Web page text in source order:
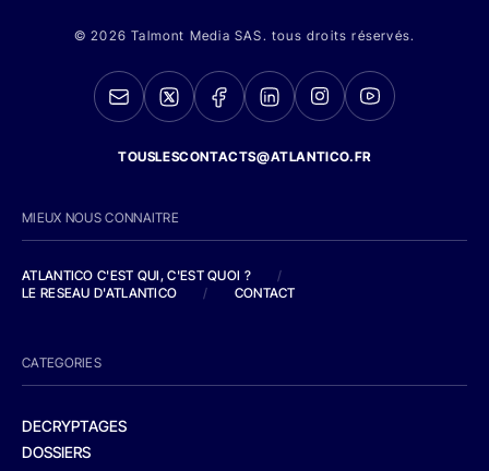
© 2026 Talmont Media SAS. tous droits réservés.
TOUSLESCONTACTS@ATLANTICO.FR
MIEUX NOUS CONNAITRE
ATLANTICO C'EST QUI, C'EST QUOI ?
/
LE RESEAU D'ATLANTICO
/ CONTACT
CATEGORIES
DECRYPTAGES
DOSSIERS